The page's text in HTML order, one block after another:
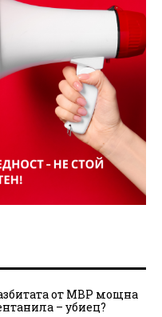
от МВР мощна
– убиец?